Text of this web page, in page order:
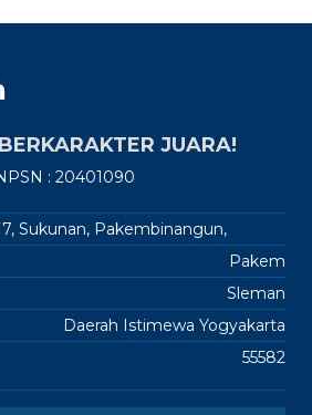
JUARA!
: 20401090
Sukunan, Pakembinangun,
Pakem
Sleman
Daerah Istimewa Yogyakarta
55582